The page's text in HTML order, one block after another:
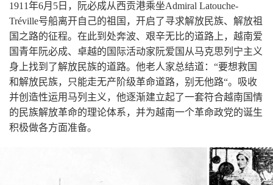
1911年6月 5 日，阮必成从西贡港乘坐Admiral Latouche-
Tréville号船离开自己的祖国，开启了寻求解放民族、解放祖
国之路的征程。在此到处奔波、艰辛无比的道路上，越南爱
国青年阮必成、卓越的国际活动家阮爱国从马克思列宁主义
身上找到了解放民族的道路。他老人家总结道：“要想救国
和解放民族，只能走无产阶级革命道路，别无他路“。吸收
并创造性运用马列主义，他逐渐建立起了一套符合越南国情
的民族解放革命的理论体系，并为越南一个革命政党的诞生
积极做各方面准备。